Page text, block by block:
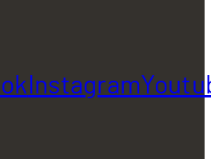
Instagram